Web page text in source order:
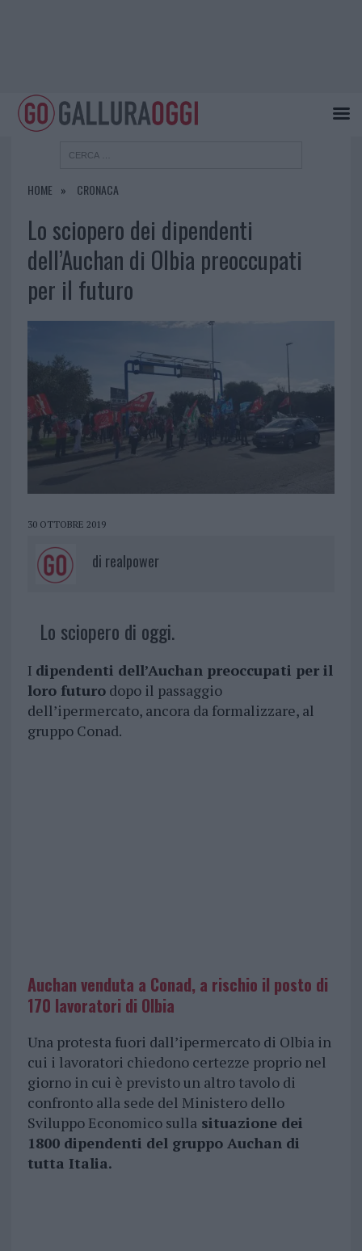
HOME CRONACA
Lo sciopero dei dipendenti
dell’Auchan di Olbia preoccupati
per il futuro
30 OTTOBRE 2019
di realpower
Lo sciopero di oggi.
I dipendenti dell’Auchan preoccupati per il
loro futurodopo il passaggio
dell’ipermercato, ancora da formalizzare, al
gruppo Conad.
Auchan venduta a Conad, a rischio il posto di
170 lavoratori di Olbia
Una protesta fuori dall’ipermercato di Olbia in
cui i lavoratori chiedono certezze proprio nel
giorno in cui è previsto un altro tavolo di
confronto alla sede del Ministero dello
Sviluppo Economico sullasituazione dei
1800 dipendenti del gruppo Auchan di
tutta Italia.